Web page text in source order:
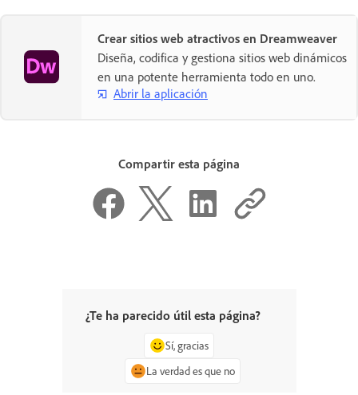
Crear sitios web atractivos en Dreamweaver
Diseña, codifica y gestiona sitios web dinámicos
en una potente herramienta todo en uno.
Abrir la aplicación
Compartir esta página
¿Te ha parecido útil esta página?
Sí, gracias
La verdad es que no